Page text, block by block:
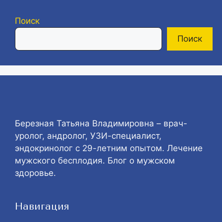
Поиск
Поиск
Березная Татьяна Владимировна – врач-
уролог, андролог, УЗИ-специалист,
эндокринолог с 29-летним опытом. Лечение
мужского бесплодия. Блог о мужском
здоровье.
Навигация